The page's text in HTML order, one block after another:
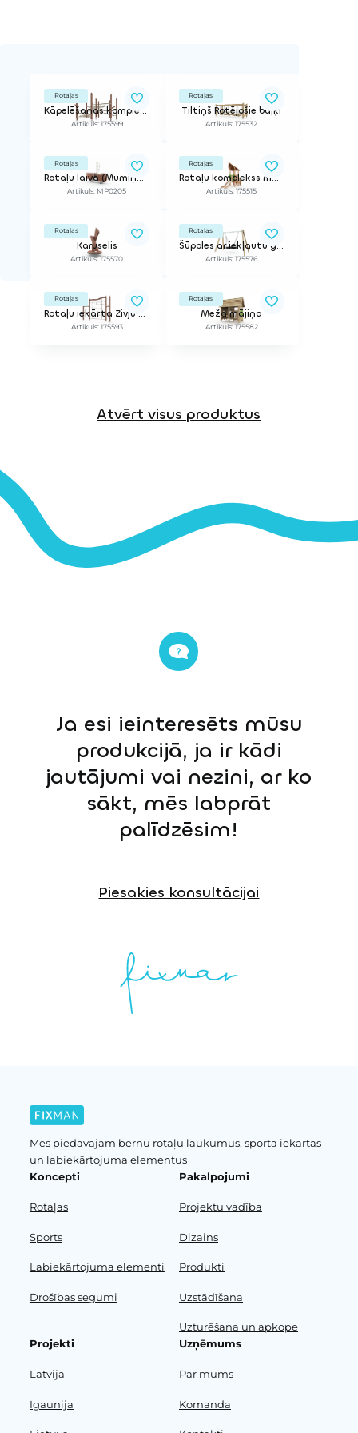
Rotaļas
Kāpelēšanas komplekss Flora
Artikuls: 175599
Rotaļas
Tiltiņš Rotējošie baļķi
Artikuls: 175532
Rotaļas
Rotaļu laiva (Mumiņa produktu sērija)
Artikuls: MP0205
Rotaļas
Rotaļu komplekss mazajiem
Artikuls: 175515
Rotaļas
Karuselis
Artikuls: 175570
Rotaļas
Šūpoles ar iekļautu groza sēdekli
Artikuls: 175576
Rotaļas
Rotaļu iekārta Zivju slazds
Artikuls: 175593
Rotaļas
Meža mājiņa
Artikuls: 175582
Atvērt visus produktus
Ja esi ieinteresēts mūsu
produkcijā, ja ir kādi
jautājumi vai nezini, ar ko
sākt, mēs labprāt
palīdzēsim!
Piesakies konsultācijai
Mēs piedāvājam bērnu rotaļu laukumus, sporta iekārtas
un labiekārtojuma elementus
Koncepti
Rotaļas
Sports
Labiekārtojuma elementi
Drošības segumi
Pakalpojumi
Projektu vadība
Dizains
Produkti
Uzstādīšana
Uzturēšana un apkope
Projekti
Latvija
Igaunija
Uzņēmums
Par mums
Komanda